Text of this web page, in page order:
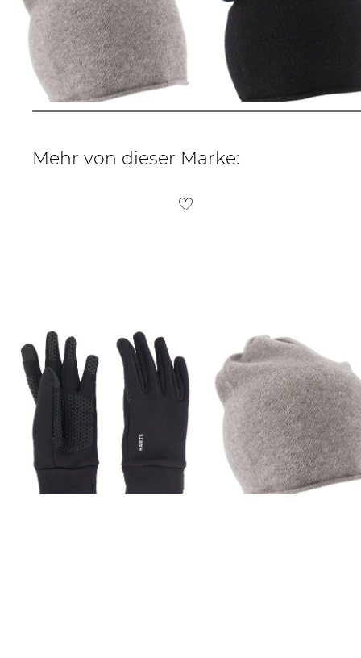
Barts | Mütze / Strickmütze Romeo
Beanie
39,99 €
Barts | Mütze / Strickmütze Romeo
Beanie
39,99 €
Mehr von dieser Marke:
Powerstretch Touch Gloves
36,99 €
39,99 €
Barts | Mütze / Strickmütze Romeo
Beanie
39,99 €